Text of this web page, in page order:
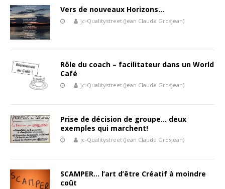
Vers de nouveaux Horizons…
jc-Qualitystreet (Jean Claude Grosjean)
Rôle du coach – facilitateur dans un World
Café
jc-Qualitystreet (Jean Claude Grosjean)
Prise de décision de groupe… deux
exemples qui marchent!
jc-Qualitystreet (Jean Claude Grosjean)
SCAMPER… l’art d’être Créatif à moindre
coût